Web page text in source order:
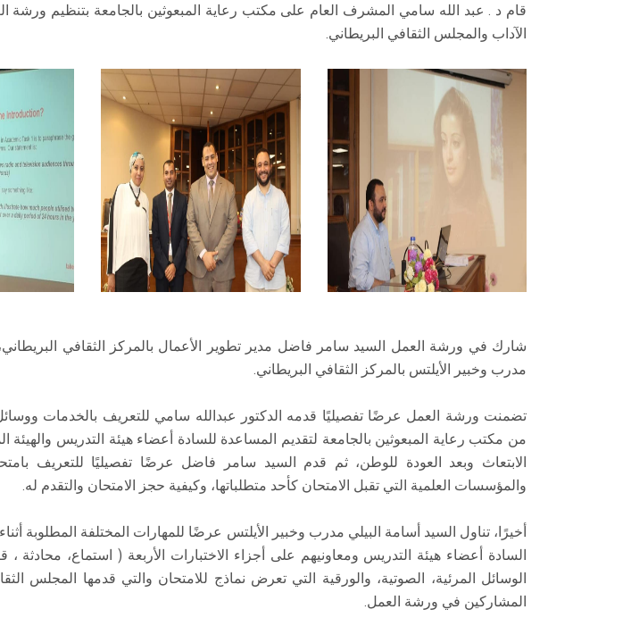
قام د . عبد الله سامي المشرف العام على مكتب رعاية المبعوثين بالجامعة بتنظيم ورشة
الآداب والمجلس الثقافي البريطاني.
شارك في ورشة العمل السيد سامر فاضل مدير تطوير الأعمال بالمركز الثقافي البريطاني،
مدرب وخبير الأيلتس بالمركز الثقافي البريطاني.
تضمنت ورشة العمل عرضًا تفصيليًا قدمه الدكتور عبدالله سامي للتعريف بالخدمات
من مكتب رعاية المبعوثين بالجامعة لتقديم المساعدة للسادة أعضاء هيئة التدريس
الابتعاث وبعد العودة للوطن، ثم قدم السيد سامر فاضل عرضًا تفصيليًا للتعريف
والمؤسسات العلمية التي تقبل الامتحان كأحد متطلباتها، وكيفية حجز الامتحان والتقدم له.
أخيرًا، تناول السيد أسامة البيلي مدرب وخبير الأيلتس عرضًا للمهارات المختلفة المطلوبة أثناء
السادة أعضاء هيئة التدريس ومعاونيهم على أجزاء الاختبارات الأربعة ( استماع، محادثة ،
الوسائل المرئية، الصوتية، والورقية التي تعرض نماذج للامتحان والتي قدمها المجلس
المشاركين في ورشة العمل.